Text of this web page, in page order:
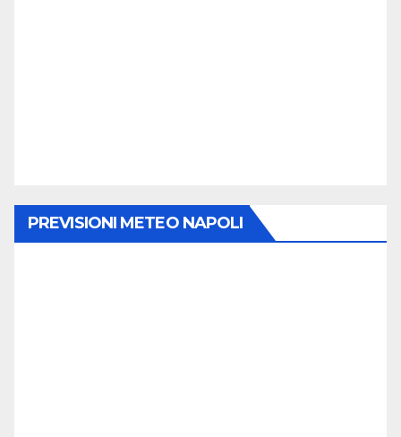
PREVISIONI METEO NAPOLI